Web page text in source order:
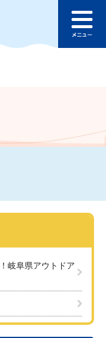
ュ
岐阜県アウトドア